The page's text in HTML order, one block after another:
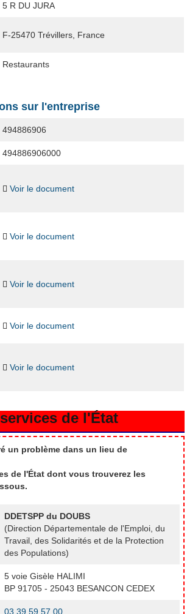
5 R DU JURA
F-25470 Trévillers, France
Restaurants
sur l'entreprise
494886906
494886906000
Voir le document
Voir le document
Voir le document
Voir le document
Voir le document
de l'État
un problème dans un lieu de
de l'État dont vous trouverez les
DDETSPP du DOUBS
(Direction Départementale de l'Emploi, du
Travail, des Solidarités et de la Protection
des Populations)
5 voie Gisèle HALIMI
BP 91705 - 25043 BESANCON CEDEX
03 39 59 57 00